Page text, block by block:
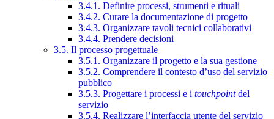
3.4.1. Definire processi, strumenti e rituali
3.4.2. Curare la documentazione di progetto
3.4.3. Organizzare tavoli tecnici collaborativi
3.4.4. Prendere decisioni
3.5. Il processo progettuale
3.5.1. Organizzare il progetto e la sua gestione
3.5.2. Comprendere il contesto d’uso del servizio
pubblico
3.5.3. Progettare i processi e i touchpointdel
servizio
3.5.4. Realizzare l’interfaccia utente del servizio